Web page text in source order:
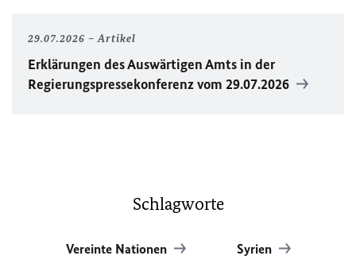
29.07.2026 Artikel
Erklärungen des Auswärtigen Amts in der
Regierungspressekonferenz vom 29.07.2026
Schlagworte
Vereinte Nationen Syrien